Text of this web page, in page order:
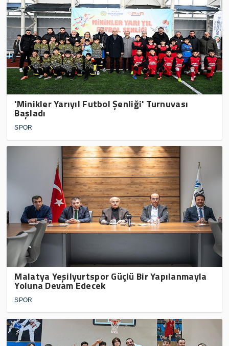
'Minikler Yarıyıl Futbol Şenliği' Turnuvası
Başladı
SPOR
Malatya Yeşilyurtspor Güçlü Bir Yapılanmayla
Yoluna Devam Edecek
SPOR